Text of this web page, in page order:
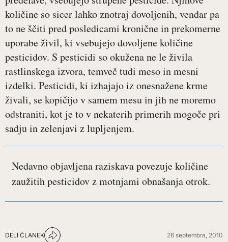
količine so sicer lahko znotraj dovoljenih, vendar pa
to ne ščiti pred posledicami kronične in prekomerne
uporabe živil, ki vsebujejo dovoljene količine
pesticidov. S pesticidi so okužena ne le živila
rastlinskega izvora, temveč tudi meso in mesni
izdelki. Pesticidi, ki izhajajo iz onesnažene krme
živali, se kopičijo v samem mesu in jih ne moremo
odstraniti, kot je to v nekaterih primerih mogoče pri
sadju in zelenjavi z lupljenjem.
Nedavno objavljena raziskava povezuje količine
zaužitih pesticidov z motnjami obnašanja otrok.
DELI ČLANEK 26 septembra, 2010